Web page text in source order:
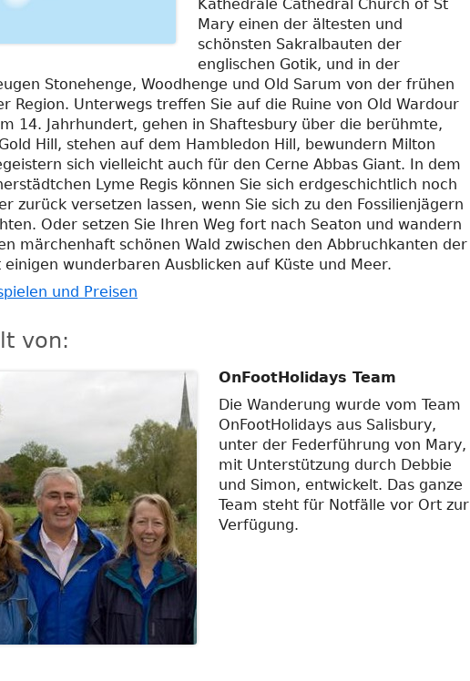
Kathedrale Cathedral Church of St
Mary einen der ältesten und
schönsten Sakralbauten der
englischen Gotik, und in der
Stonehenge, Woodhenge und Old Sarum von der frühen
Region. Unterwegs treffen Sie auf die Ruine von Old Wardour
14. Jahrhundert, gehen in Shaftesbury über die berühmte,
Hill, stehen auf dem Hambledon Hill, bewundern Milton
sich vielleicht auch für den Cerne Abbas Giant. In dem
Lyme Regis können Sie sich erdgeschichtlich noch
zurück versetzen lassen, wenn Sie sich zu den Fossilienjägern
Oder setzen Sie Ihren Weg fort nach Seaton und wandern
märchenhaft schönen Wald zwischen den Abbruchkanten der
wunderbaren Ausblicken auf Küste und Meer.
und Preisen
von:
OnFootHolidays Team
Die Wanderung wurde vom Team
OnFootHolidays aus Salisbury,
unter der Federführung von Mary,
mit Unterstützung durch Debbie
und Simon, entwickelt. Das ganze
Team steht für Notfälle vor Ort zur
Verfügung.